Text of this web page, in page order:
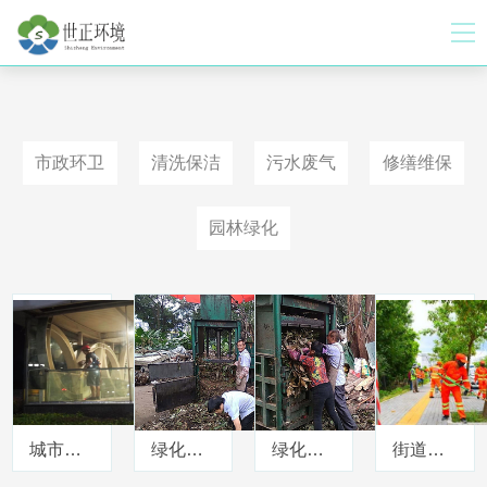
市政环卫 清洗保洁 污水废气 修缮维保
园林绿化
城市轻轨保洁 绿化清理 绿化清理 街道打扫